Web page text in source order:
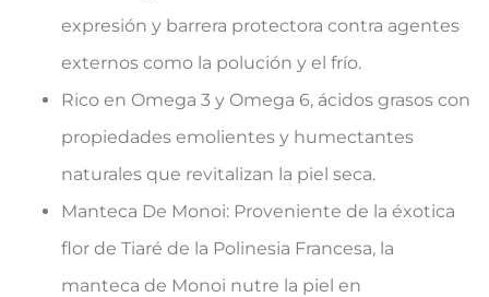
expresión y barrera protectora contra agentes
externos como la polución y el frío.
Rico en Omega 3 y Omega 6, ácidos grasos con
propiedades emolientes y humectantes
naturales que revitalizan la piel seca.
Manteca De Monoi: Proveniente de la éxotica
flor de Tiaré de la Polinesia Francesa, la
manteca de Monoi nutre la piel en